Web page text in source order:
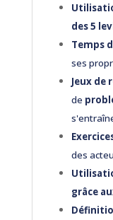
des 5
Temps
ses
Jeux de
de
des
grâce